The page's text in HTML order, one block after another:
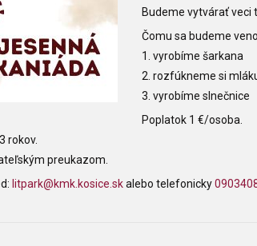
Budeme vytvárať veci
Čomu sa budeme
1. vyrobíme šarkana
2. rozfúkneme si
3. vyrobíme slnečnice
Poplatok 1 €/osoba.
rokov.
preukazom.
litpark@kmk.kosice.skalebo telefonicky